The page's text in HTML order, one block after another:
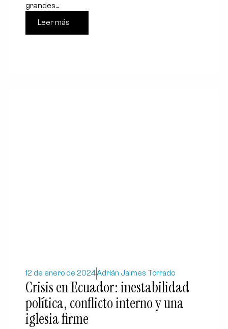
grandes...
Leer más
12 de enero de 2024Adrián Jaimes Torrado
Crisis en Ecuador: inestabilidad
política, conflicto interno y una
iglesia firme